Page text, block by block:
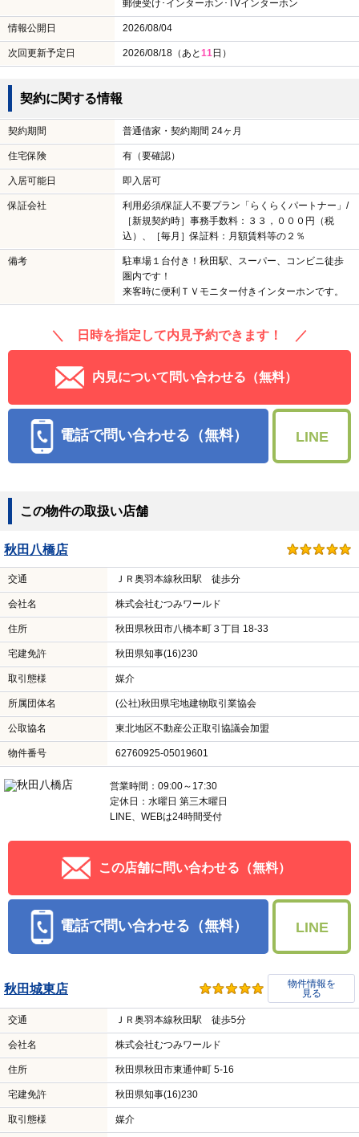
郵便受け･インターホン･TVインターホン
情報公開日 2026/08/04
次回更新予定日 2026/08/18（あと11 日）
契約に関する情報
契約期間 普通借家・契約期間 24ヶ月
住宅保険 有（要確認）
入居可能日 即入居可
保証会社
利用必須/保証人不要プラン「らくらくパートナー」/
［新規契約時］事務手数料：３３，０００円（税
込）、［毎月］保証料：月額賃料等の２％
備考
駐車場１台付き！秋田駅、スーパー、コンビニ徒歩
圏内です！
来客時に便利ＴＶモニター付きインターホンです。
＼ 日時を指定して内見予約できます！ ／
内見について問い合わせる（無料）
電話で問い合わせる（無料） LINE
この物件の取扱い店舗
秋田八橋店
交通 ＪＲ奥羽本線秋田駅 徒歩分
会社名 株式会社むつみワールド
住所 秋田県秋田市八橋本町３丁目 18-33
宅建免許 秋田県知事(16)230
取引態様 媒介
所属団体名 (公社)秋田県宅地建物取引業協会
公取協名 東北地区不動産公正取引協議会加盟
物件番号 62760925-05019601
営業時間：09:00～17:30
定休日：水曜日 第三木曜日
LINE、WEBは24時間受付
この店舗に問い合わせる（無料）
電話で問い合わせる（無料） LINE
秋田城東店
物件情報を
見る
交通 ＪＲ奥羽本線秋田駅 徒歩5分
会社名 株式会社むつみワールド
住所 秋田県秋田市東通仲町 5-16
宅建免許 秋田県知事(16)230
取引態様 媒介